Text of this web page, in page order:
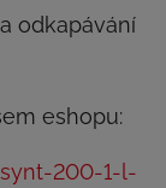
odkapávání
eshopu:
200-1-l-